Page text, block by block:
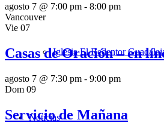
Iglesia El Redentor
Noticias
agosto 7 @ 7:00 pm - 8:00 pm
Vancouver
Vie 07
Casas de Oración – en
agosto 7 @ 7:30 pm - 9:00 pm
Dom 09
Servicio de Mañana